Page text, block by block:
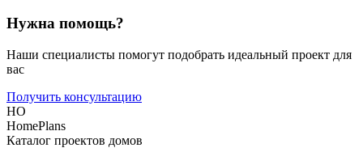
Нужна помощь?
Наши специалисты помогут подобрать идеальный проект для
вас
Получить консультацию
HO
HomePlans
Каталог проектов домов